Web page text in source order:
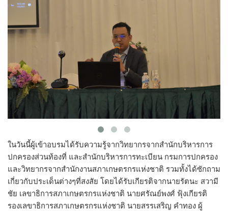
ในวันนี้ผู้เข้าอบรมได้รับความรู้จากวิทยากรจากสำนักบริหารการ
ปกครองส่วนท้องที่ และสำนักบริหารการทะเบียน กรมการปกครอง
และวิทยากรจากสำนักงานสภาเกษตรกรแห่งชาติ รวมทั้งได้ซักถาม
เกี่ยวกับประเด็นต่างๆที่สงสัย โดยได้รับเกียรติจากนายรัตนะ สวามี
ชัย เลขาธิการสภาเกษตรกรแห่งชาติ นายศรัณย์พงศ์ ฟุ้งเกียรติ
รองเลขาธิการสภาเกษตรกรแห่งชาติ นายสรรเสริญ คำทอง ผู้